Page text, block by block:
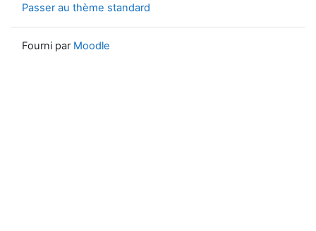
Passer au thème standard
Fourni par Moodle